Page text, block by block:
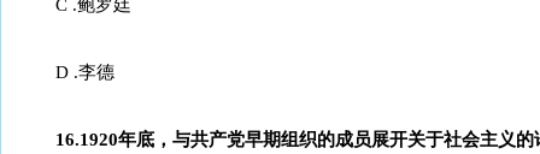
C .鲍罗廷
D .李德
16.1920年底，与共产党早期组织的成员展开关于社会主义